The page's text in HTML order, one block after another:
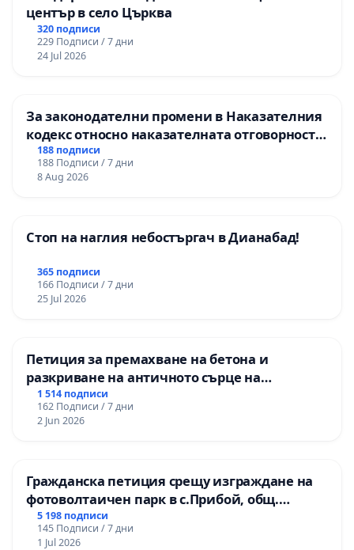
център в село Църква
320 подписи
229 Подписи / 7 дни
24 Jul 2026
За законодателни промени в Наказателния
кодекс относно наказателната отговорност
на непълнолетните при особено тежки
умишлени престъпления
188 подписи
188 Подписи / 7 дни
8 Aug 2026
Стоп на наглия небостъргач в Дианабад!
365 подписи
166 Подписи / 7 дни
25 Jul 2026
Петиция за премахване на бетона и
разкриване на античното сърце на
Могиланската могила във Враца
1 514 подписи
162 Подписи / 7 дни
2 Jun 2026
Гражданска петиция срещу изграждане на
фотоволтаичен парк в с.Прибой, общ.
Радомир
5 198 подписи
145 Подписи / 7 дни
1 Jul 2026